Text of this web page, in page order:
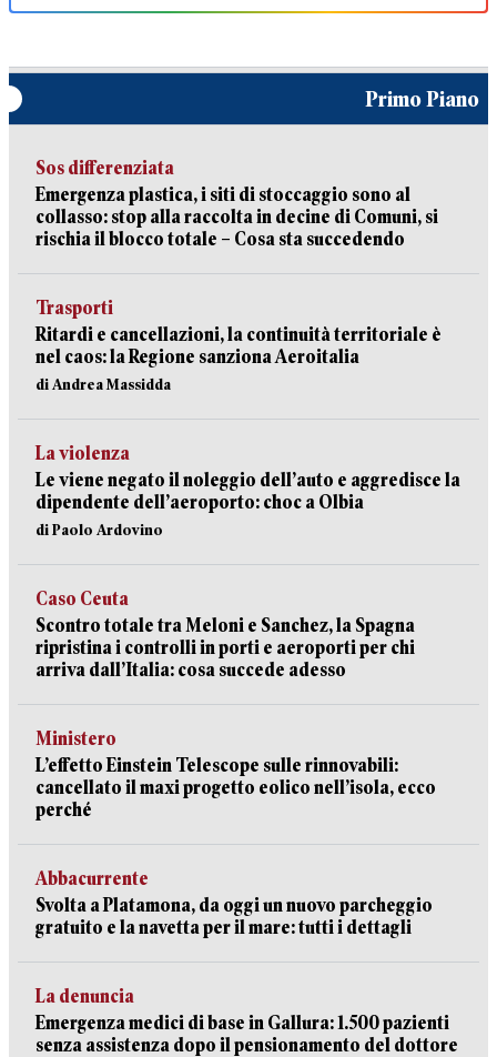
Primo Piano
Sos differenziata
Emergenza plastica, i siti di stoccaggio sono al
collasso: stop alla raccolta in decine di Comuni, si
rischia il blocco totale – Cosa sta succedendo
Trasporti
Ritardi e cancellazioni, la continuità territoriale è
nel caos: la Regione sanziona Aeroitalia
di Andrea Massidda
La violenza
Le viene negato il noleggio dell’auto e aggredisce la
dipendente dell’aeroporto: choc a Olbia
di Paolo Ardovino
Caso Ceuta
Scontro totale tra Meloni e Sanchez, la Spagna
ripristina i controlli in porti e aeroporti per chi
arriva dall’Italia: cosa succede adesso
Ministero
L’effetto Einstein Telescope sulle rinnovabili:
cancellato il maxi progetto eolico nell’isola, ecco
perché
Abbacurrente
Svolta a Platamona, da oggi un nuovo parcheggio
gratuito e la navetta per il mare: tutti i dettagli
La denuncia
Emergenza medici di base in Gallura: 1.500 pazienti
senza assistenza dopo il pensionamento del dottore